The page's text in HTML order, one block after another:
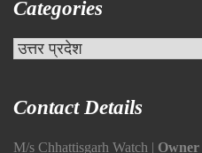
Categories
Categories
Contact Details
M/s Chhattisgarh Watch | Owner